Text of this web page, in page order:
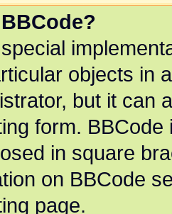
objects in
but it can
form.
in square
on BBCode
page.